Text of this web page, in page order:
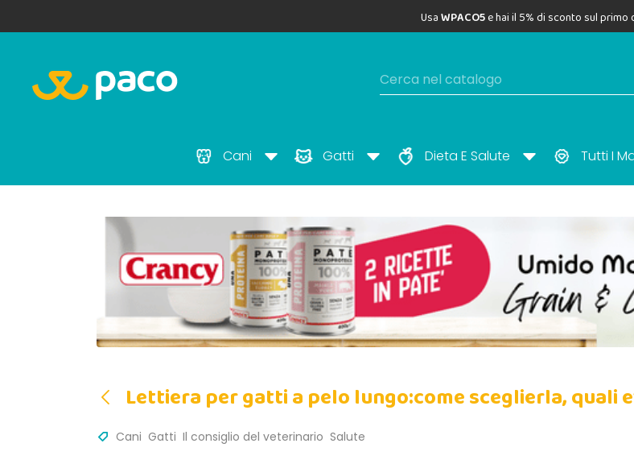
UsaWPACO5e hai il 5% di sconto sul primo
Cani Gatti Dieta E Salute Tutti I
Lettiera per gatti a pelo lungo:come sceglierla, quali
Cani Gatti Il consiglio del veterinario Salute